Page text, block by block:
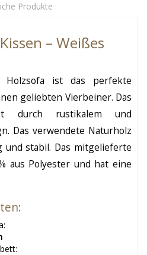
Produkte
– Weißes
Holzsofa ist das perfekte
geliebten Vierbeiner. Das
durch rustikalem und
Das verwendete Naturholz
und stabil. Das mitgelieferte
aus Polyester und hat eine